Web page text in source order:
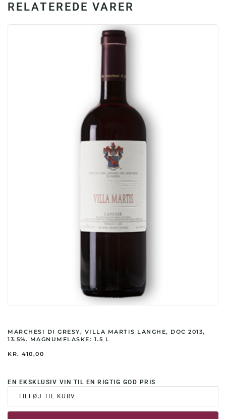
RELATEREDE VARER
MARCHESI DI GRESY, VILLA MARTIS LANGHE, DOC 2013,
13.5%. MAGNUMFLASKE: 1.5 L
KR. 410,00
EN EKSKLUSIV VIN TIL EN RIGTIG GOD PRIS
TILFØJ TIL KURV